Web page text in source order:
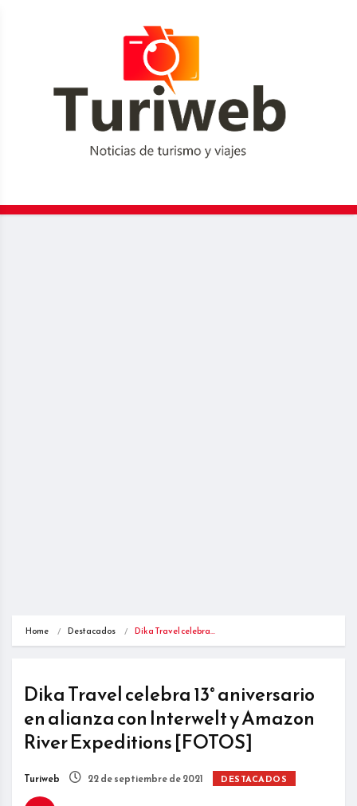
Home Destacados Dika Travel celebra…
Dika Travel celebra 13° aniversario
en alianza con Interwelt y Amazon
River Expeditions [FOTOS]
Turiweb 22 de septiembre de 2021 DESTACADOS